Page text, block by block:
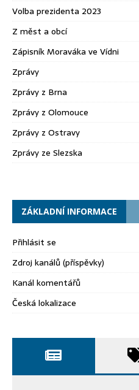
Volba prezidenta 2023
Z měst a obcí
Zápisník Moraváka ve Vídni
Zprávy
Zprávy z Brna
Zprávy z Olomouce
Zprávy z Ostravy
Zprávy ze Slezska
ZÁKLADNÍ INFORMACE
Přihlásit se
Zdroj kanálů (příspěvky)
Kanál komentářů
Česká lokalizace